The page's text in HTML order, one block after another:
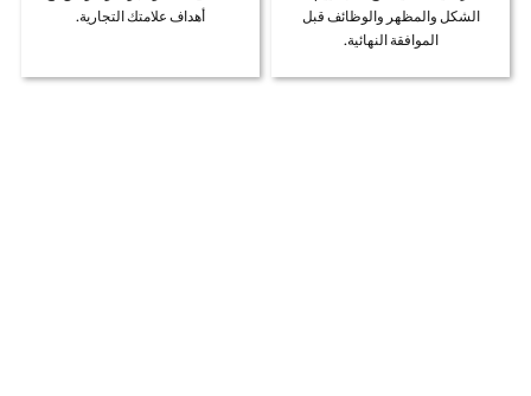
الشكل والمظهر والوظائف قبل
الموافقة النهائية.
أهداف علامتك التجارية.